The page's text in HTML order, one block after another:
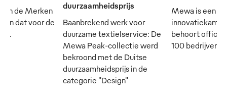
de Merken
en dat voor de
rij.
duurzaamheidsprijs
Baanbrekend werk voor
duurzame textielservice: De
Mewa Peak-collectie werd
bekroond met de Duitse
duurzaamheidsprijs in de
categorie "Design"
Mewa is een
behoort
100 bedrijven